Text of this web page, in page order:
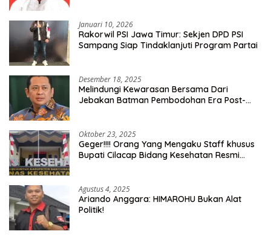
Januari 10, 2026
Rakorwil PSI Jawa Timur: Sekjen DPD PSI
Sampang Siap Tindaklanjuti Program Partai
Desember 18, 2025
Melindungi Kewarasan Bersama Dari
Jebakan Batman Pembodohan Era Post-
Oktober 23, 2025
Geger!!!! Orang Yang Mengaku Staff khusus
Bupati Cilacap Bidang Kesehatan Resmi
Agustus 4, 2025
Ariando Anggara: HIMAROHU Bukan Alat
Politik!